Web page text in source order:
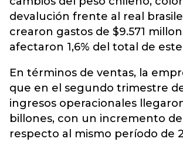
devalución frente al real
crearon gastos de $9.571
afectaron 1,6% del total de
En términos de ventas, la
que en el segundo trimestre de
ingresos operacionales
billones, con un incremento de
respecto al mismo período de